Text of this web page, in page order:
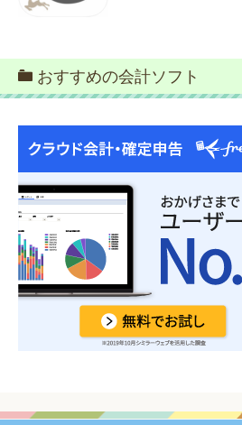
おすすめの会計ソフト